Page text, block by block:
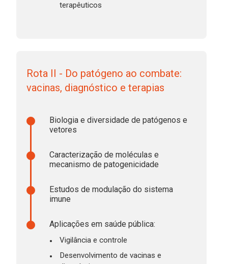
terapêuticos
Rota II - Do patógeno ao combate:
vacinas, diagnóstico e terapias
Biologia e diversidade de patógenos e
vetores
Caracterização de moléculas e
mecanismo de patogenicidade
Estudos de modulação do sistema
imune
Aplicações em saúde pública:
Vigilância e controle
Desenvolvimento de vacinas e